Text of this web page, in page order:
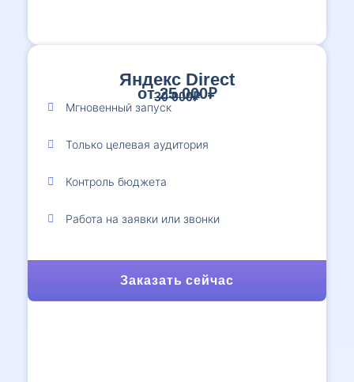
Яндекс Direct
от 25 000₽
30 000₽
Мгновенный запуск
Только целевая аудитория
Контроль бюджета
Работа на заявки или звонки
Заказать сейчас